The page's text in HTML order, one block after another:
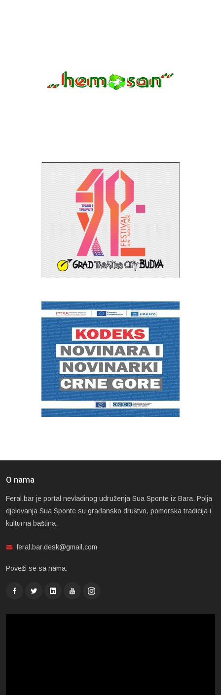
O nama
Feral.bar je portal nevladinog udruženja Sua Sponte iz Bara. Polja
djelovanja Sua Sponte su građansko društvo, pomorska tradicija i
kulturna baština.
feral.bar.desk@gmail.com
Poveži se sa nama: